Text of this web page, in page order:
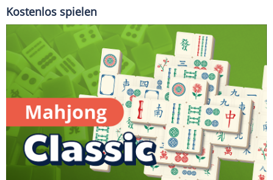
Kostenlos spielen